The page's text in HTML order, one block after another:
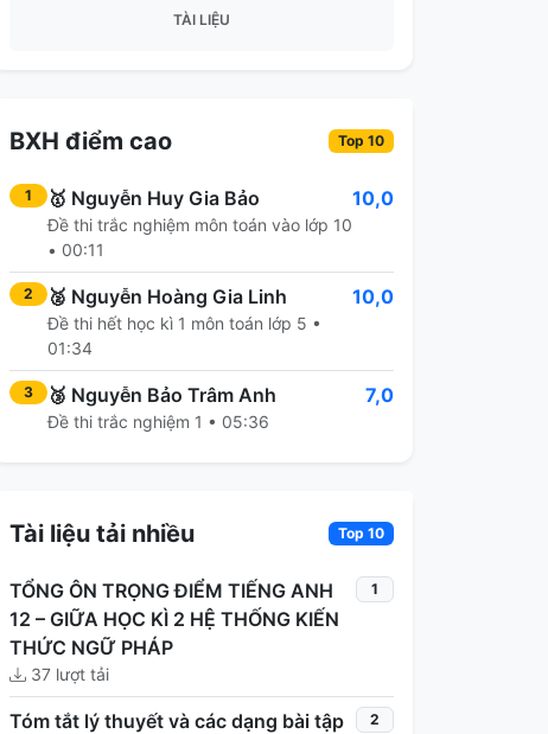
TÀI LIỆU
BXH điểm cao Top 10
1 🥇 Nguyễn Huy Gia Bảo
Đề thi trắc nghiệm môn toán vào lớp 10
• 00:11
10,0
2 🥈 Nguyễn Hoàng Gia Linh
Đề thi hết học kì 1 môn toán lớp 5 •
01:34
10,0
3 🥉 Nguyễn Bảo Trâm Anh
Đề thi trắc nghiệm 1 • 05:36
7,0
Tài liệu tải nhiều Top 10
TỔNG ÔN TRỌNG ĐIỂM TIẾNG ANH
12 – GIỮA HỌC KÌ 2 HỆ THỐNG KIẾN
THỨC NGỮ PHÁP
37 lượt tải
1
Tóm tắt lý thuyết và các dạng bài tập
2